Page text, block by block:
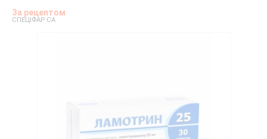
За рецептом
СПЕЦІФАР СА